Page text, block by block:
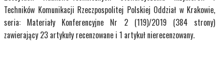
Techników Komunikacji Rzeczpospolitej Polskiej Oddział w Krakowie,
seria: Materiały Konferencyjne Nr 2 (119)/2019 (384 strony)
zawierający 23 artykuły recenzowane i 1 artykuł nierecenzowany.